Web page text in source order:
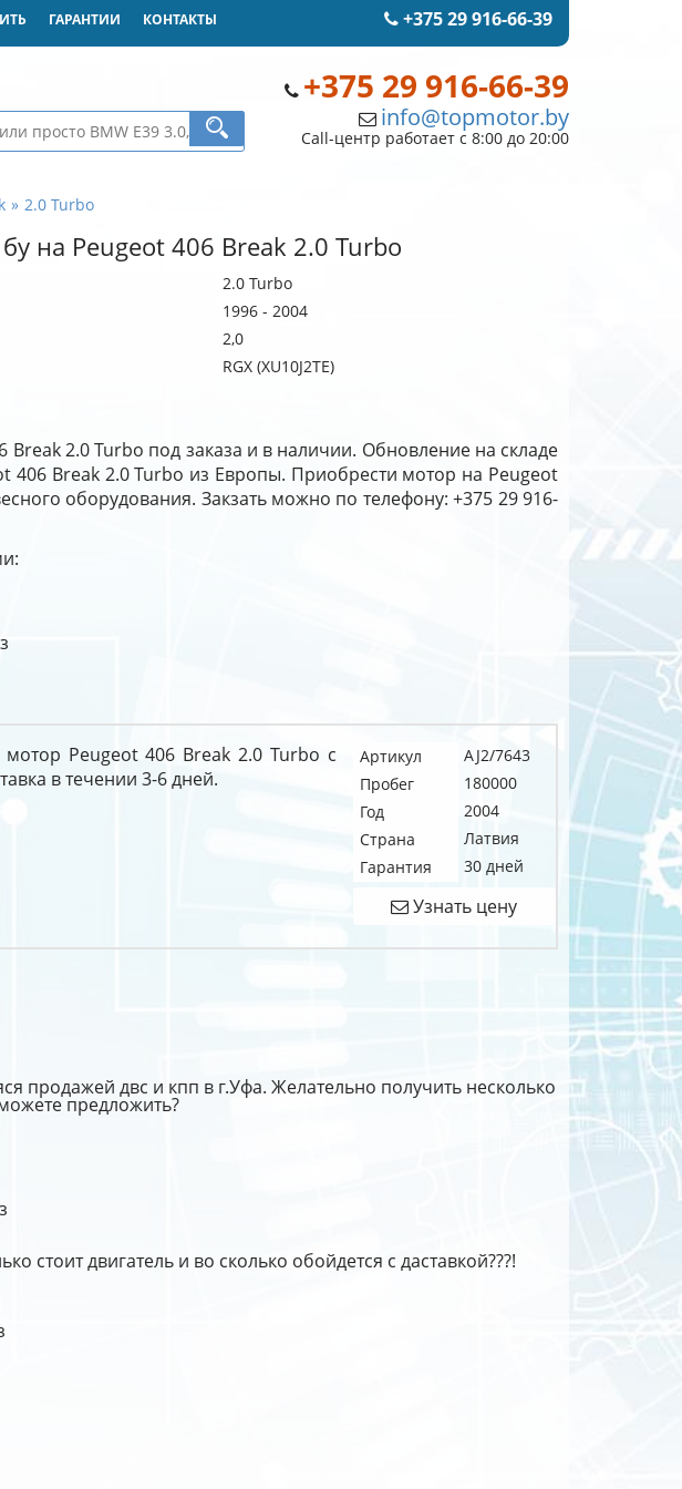
+375 29 916-66-39
ГАРАНТИИ КОНТАКТЫ
+375 29 916-66-39
info@topmotor.by
Call-центр работает с 8:00 до 20:00
2.0 Turbo
на Peugeot 406 Break 2.0 Turbo
2.0 Turbo
1996 - 2004
2,0
RGX (XU10J2TE)
Break 2.0 Turbo под заказа и в наличии. Обновление на складе
406 Break 2.0 Turbo из Европы. Приобрести мотор на Peugeot
оборудования. Закзать можно по телефону: +375 29 916-
мотор Peugeot 406 Break 2.0 Turbo c
в течении 3-6 дней.
Артикул
AJ2/7643
Пробег
180000
Год
2004
Страна
Латвия
Гарантия
30 дней
Узнать цену
двс и кпп в г.Уфа. Желательно получить несколько
предложить?
стоит двигатель и во сколько обойдется с даставкой???!